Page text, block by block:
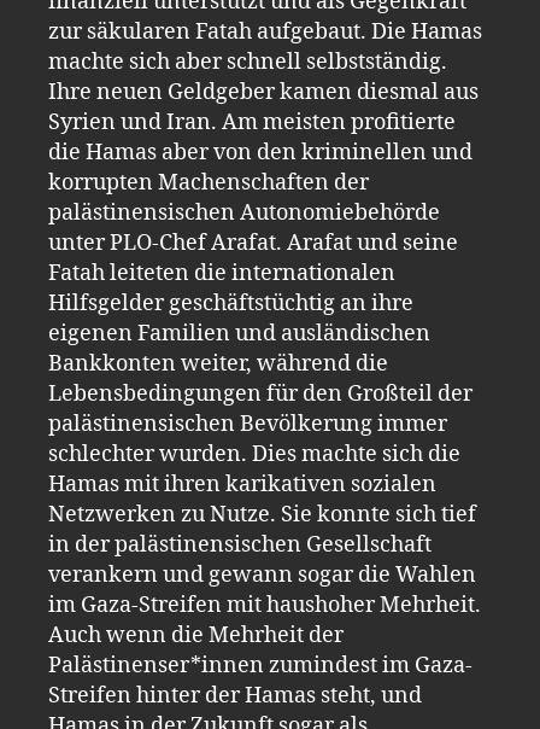
zur säkularen Fatah aufgebaut. Die Hamas
machte sich aber schnell selbstständig.
Ihre neuen Geldgeber kamen diesmal aus
Syrien und Iran. Am meisten profitierte
die Hamas aber von den kriminellen und
korrupten Machenschaften der
palästinensischen Autonomiebehörde
unter PLO-Chef Arafat. Arafat und seine
Fatah leiteten die internationalen
Hilfsgelder geschäftstüchtig an ihre
eigenen Familien und ausländischen
Bankkonten weiter, während die
Lebensbedingungen für den Großteil der
palästinensischen Bevölkerung immer
schlechter wurden. Dies machte sich die
Hamas mit ihren karikativen sozialen
Netzwerken zu Nutze. Sie konnte sich tief
in der palästinensischen Gesellschaft
verankern und gewann sogar die Wahlen
im Gaza-Streifen mit haushoher Mehrheit.
Auch wenn die Mehrheit der
Palästinenser*innen zumindest im Gaza-
Streifen hinter der Hamas steht, und